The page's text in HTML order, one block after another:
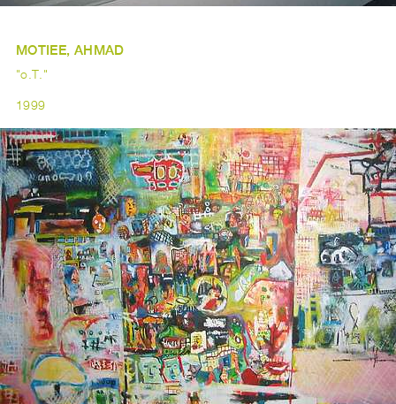
MOTIEE, AHMAD
"o.T."
1999